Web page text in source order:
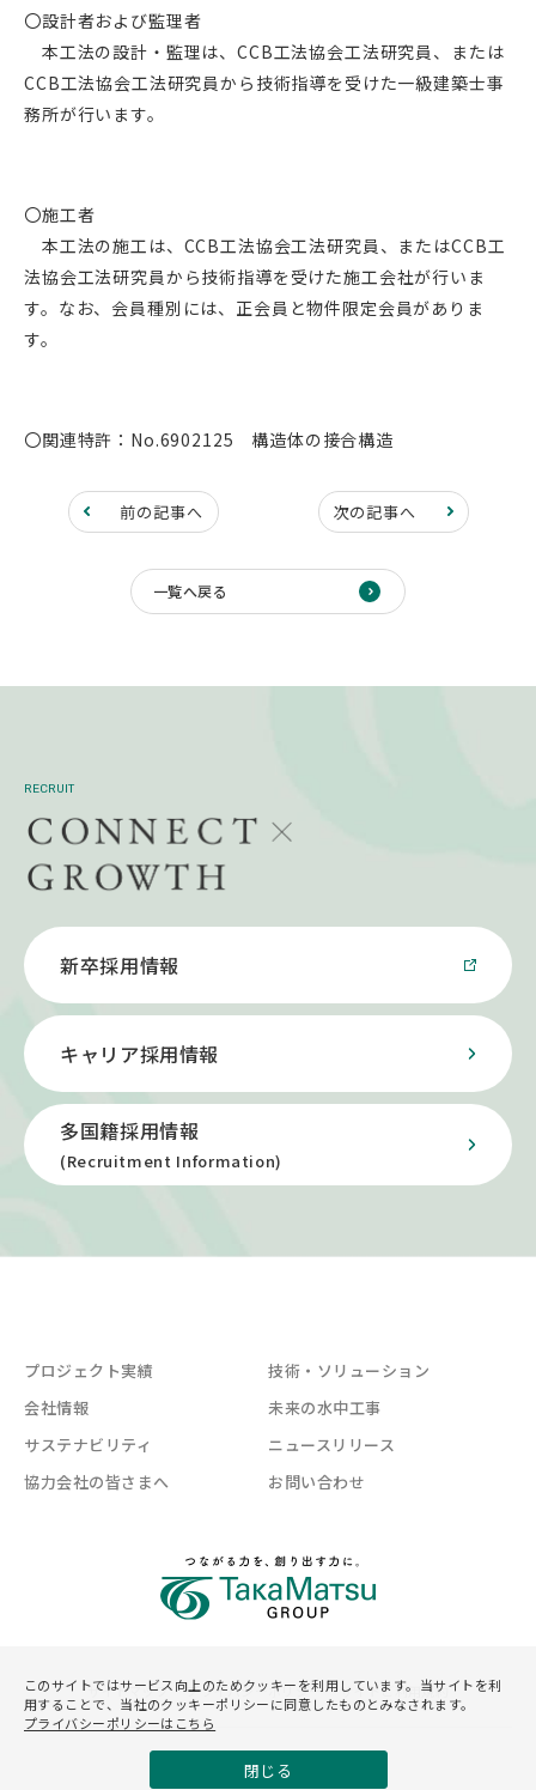
〇設計者および監理者
本工法の設計・監理は、CCB工法協会工法研究員、または
CCB工法協会工法研究員から技術指導を受けた一級建築士事
務所が行います。
〇施工者
本工法の施工は、CCB工法協会工法研究員、またはCCB工
法協会工法研究員から技術指導を受けた施工会社が行いま
す。なお、会員種別には、正会員と物件限定会員がありま
す。
〇関連特許：No.6902125 構造体の接合構造
前の記事へ 次の記事へ
一覧へ戻る
RECRUIT
新卒採用情報
キャリア採用情報
多国籍採用情報
(Recruitment Information)
プロジェクト実績
技術・ソリューション
会社情報
未来の水中工事
サステナビリティ
ニュースリリース
協力会社の皆さまへ
お問い合わせ
サイトマップ プライバシーポリシー サイトご利用規約
©Asunaro Aoki Construction Co.,Ltd.
このサイトではサービス向上のためクッキーを利用しています。当サイトを利
用することで、当社のクッキーポリシーに同意したものとみなされます。
プライバシーポリシーはこちら
閉じる